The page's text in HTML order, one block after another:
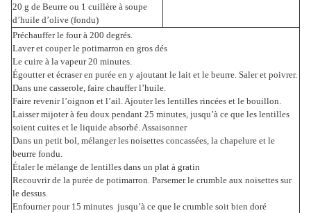
20 g de Beurre ou 1 cuillère à soupe
d’huile d’olive (fondu)
Préchauffer le four à 200 degrés.
Laver et couper le potimarron en gros dés
Le cuire à la vapeur 20 minutes.
Égoutter et écraser en purée en y ajoutant le lait et le beurre. Saler et poivrer.
Dans une casserole, faire chauffer l’huile.
Faire revenir l’oignon et l’ail. Ajouter les lentilles rincées et le bouillon.
Laisser mijoter à feu doux pendant 25 minutes, jusqu’à ce que les lentilles
soient cuites et le liquide absorbé. Assaisonner
Dans un petit bol, mélanger les noisettes concassées, la chapelure et le
beurre fondu.
Étaler le mélange de lentilles dans un plat à gratin
Recouvrir de la purée de potimarron. Parsemer le crumble aux noisettes sur
le dessus.
Enfourner pour 15 minutes jusqu’à ce que le crumble soit bien doré